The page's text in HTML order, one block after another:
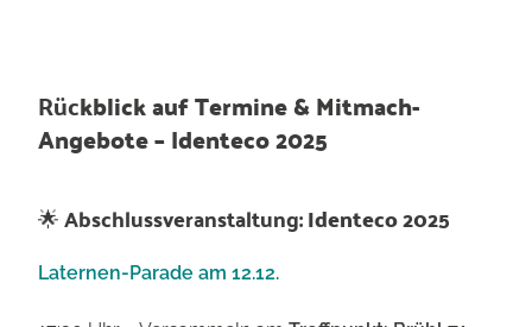
Rückblick aufTermine & Mitmach-
Angebote – Identeco 2025
🌟 Abschlussveranstaltung:Identeco 2025
Laternen-Parade am 12.12.